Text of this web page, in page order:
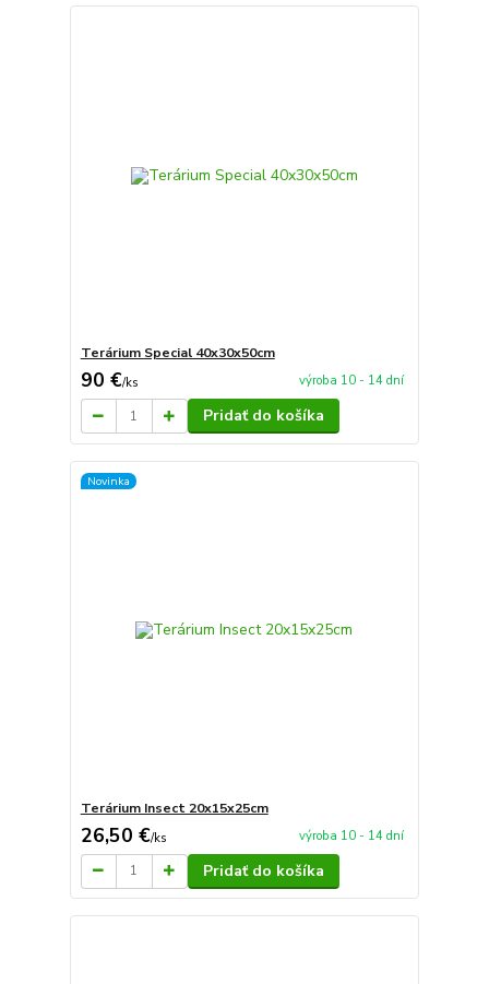
Terárium Special 40x30x50cm
90 €/ks výroba 10 - 14 dní
Pridať do košíka
Novinka
Terárium Insect 20x15x25cm
26,50 €/ks výroba 10 - 14 dní
Pridať do košíka